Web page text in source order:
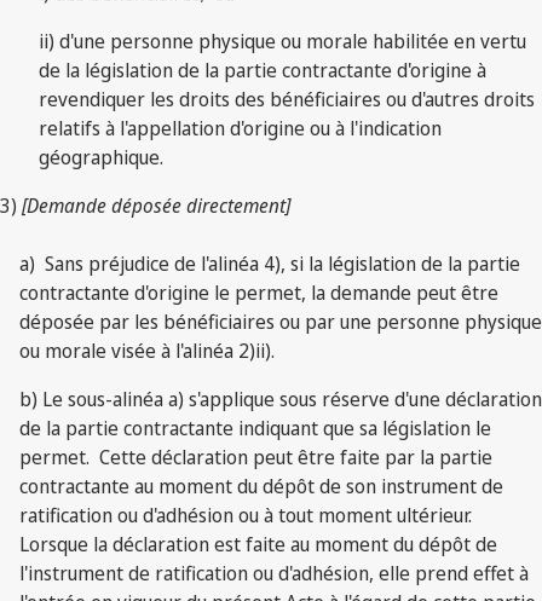
ii) d'une personne physique ou morale habilitée en vertu
de la législation de la partie contractante d'origine à
revendiquer les droits des bénéficiaires ou d'autres droits
relatifs à l'appellation d'origine ou à l'indication
géographique.
3) [Demande déposée directement]
a) Sans préjudice de l'alinéa 4), si la législation de la partie
contractante d'origine le permet, la demande peut être
déposée par les bénéficiaires ou par une personne physique
ou morale visée à l'alinéa 2)ii).
b) Le sous-alinéa a) s'applique sous réserve d'une déclaration
de la partie contractante indiquant que sa législation le
permet. Cette déclaration peut être faite par la partie
contractante au moment du dépôt de son instrument de
ratification ou d'adhésion ou à tout moment ultérieur.
Lorsque la déclaration est faite au moment du dépôt de
l'instrument de ratification ou d'adhésion, elle prend effet à